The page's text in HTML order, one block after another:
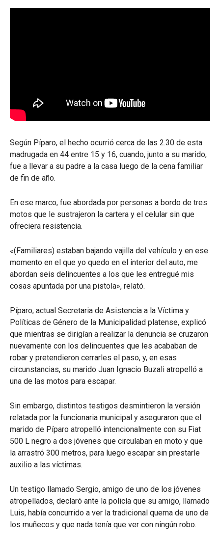
Según Píparo, el hecho ocurrió cerca de las 2.30 de esta
madrugada en 44 entre 15 y 16, cuando, junto a su marido,
fue a llevar a su padre a la casa luego de la cena familiar
de fin de año.
En ese marco, fue abordada por personas a bordo de tres
motos que le sustrajeron la cartera y el celular sin que
ofreciera resistencia.
«(Familiares) estaban bajando vajilla del vehículo y en ese
momento en el que yo quedo en el interior del auto, me
abordan seis delincuentes a los que les entregué mis
cosas apuntada por una pistola», relató.
Píparo, actual Secretaria de Asistencia a la Víctima y
Políticas de Género de la Municipalidad platense, explicó
que mientras se dirigían a realizar la denuncia se cruzaron
nuevamente con los delincuentes que les acababan de
robar y pretendieron cerrarles el paso, y, en esas
circunstancias, su marido Juan Ignacio Buzali atropelló a
una de las motos para escapar.
Sin embargo, distintos testigos desmintieron la versión
relatada por la funcionaria municipal y aseguraron que el
marido de Píparo atropelló intencionalmente con su Fiat
500 L negro a dos jóvenes que circulaban en moto y que
la arrastró 300 metros, para luego escapar sin prestarle
auxilio a las víctimas.
Un testigo llamado Sergio, amigo de uno de los jóvenes
atropellados, declaró ante la policía que su amigo, llamado
Luis, había concurrido a ver la tradicional quema de uno de
los muñecos y que nada tenía que ver con ningún robo.